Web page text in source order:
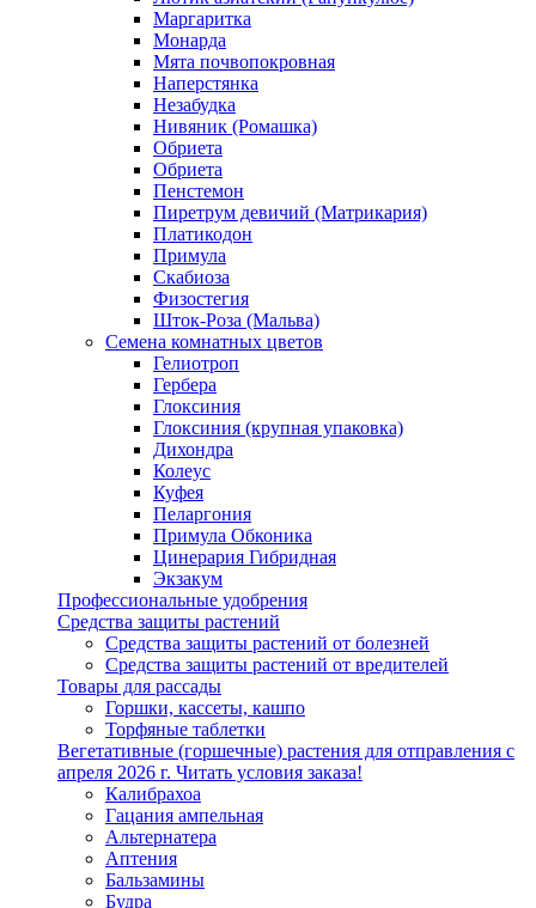
Маргаритка
Монарда
Мята почвопокровная
Наперстянка
Незабудка
Нивяник (Ромашка)
Обриета
Обриета
Пенстемон
Пиретрум девичий (Матрикария)
Платикодон
Примула
Скабиоза
Физостегия
Шток-Роза (Мальва)
Семена комнатных цветов
Гелиотроп
Гербера
Глоксиния
Глоксиния (крупная упаковка)
Дихондра
Колеус
Куфея
Пеларгония
Примула Обконика
Цинерария Гибридная
Экзакум
Профессиональные удобрения
Средства защиты растений
Средства защиты растений от болезней
Средства защиты растений от вредителей
Товары для рассады
Горшки, кассеты, кашпо
Торфяные таблетки
Вегетативные (горшечные) растения для отправления с
апреля 2026 г. Читать условия заказа!
Калибрахоа
Гацания ампельная
Альтернатера
Аптения
Бальзамины
Будра